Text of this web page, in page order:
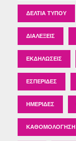
ΔΕΛΤΊΑ ΤΎΠΟΥ
ΔΙΑΛΈΞΕΙΣ
ΕΚΔΗΛΏΣΕΙΣ
ΕΣΠΕΡΊΔΕΣ
ΗΜΕΡΊΔΕΣ
ΚΑΘΟΜΟΛΌΓΗΣΗ